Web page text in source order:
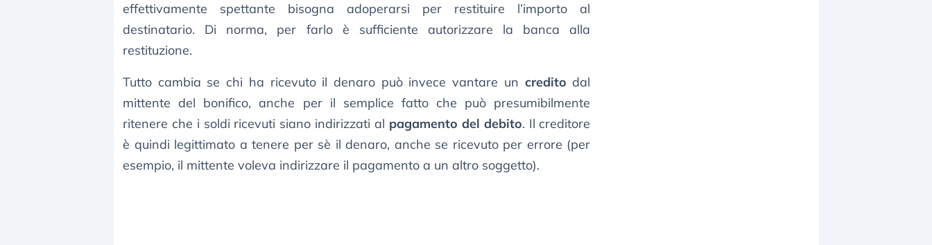
effettivamente spettante bisogna adoperarsi per restituire l’importo al
destinatario. Di norma, per farlo è sufficiente autorizzare la banca alla
restituzione.
Tutto cambia se chi ha ricevuto il denaro può invece vantare un credito dal
mittente del bonifico, anche per il semplice fatto che può presumibilmente
ritenere che i soldi ricevuti siano indirizzati al pagamento del debito. Il creditore
è quindi legittimato a tenere per sè il denaro, anche se ricevuto per errore (per
esempio, il mittente voleva indirizzare il pagamento a un altro soggetto).